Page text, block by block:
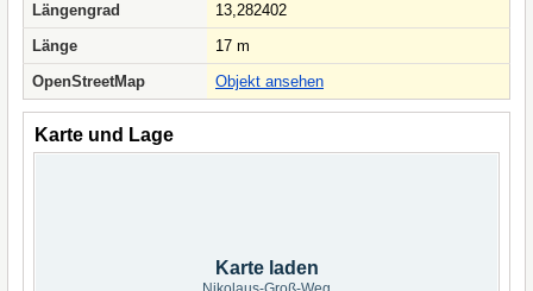
Längengrad
13,282402
Länge
17 m
OpenStreetMap
Objekt ansehen
Karte und Lage
Karte laden